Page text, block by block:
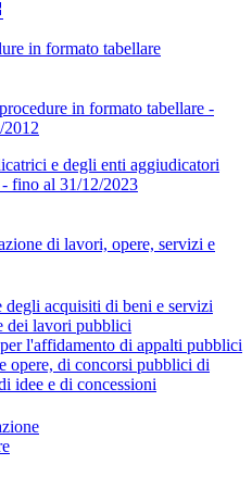
in formato tabellare
in formato tabellare -
e degli enti aggiudicatori
fino al 31/12/2023
di lavori, opere, servizi e
degli acquisiti di beni e servizi
dei lavori pubblici
l'affidamento di appalti pubblici
opere, di concorsi pubblici di
idee e di concessioni